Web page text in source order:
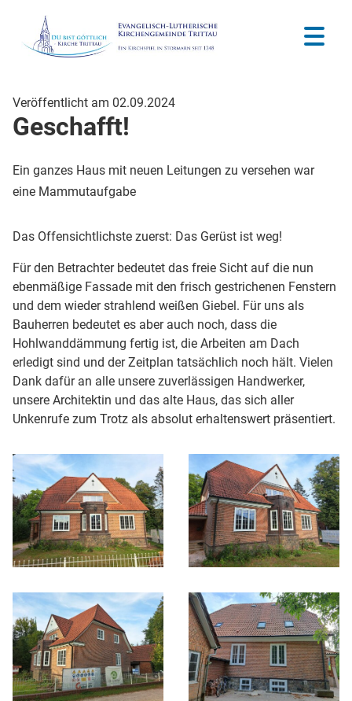
Veröffentlicht am 02.09.2024
Geschafft!
Ein ganzes Haus mit neuen Leitungen zu versehen war
eine Mammutaufgabe
Das Offensichtlichste zuerst: Das Gerüst ist weg!
Für den Betrachter bedeutet das freie Sicht auf die nun
ebenmäßige Fassade mit den frisch gestrichenen Fenstern
und dem wieder strahlend weißen Giebel. Für uns als
Bauherren bedeutet es aber auch noch, dass die
Hohlwanddämmung fertig ist, die Arbeiten am Dach
erledigt sind und der Zeitplan tatsächlich noch hält. Vielen
Dank dafür an alle unsere zuverlässigen Handwerker,
unsere Architektin und das alte Haus, das sich aller
Unkenrufe zum Trotz als absolut erhaltenswert präsentiert.